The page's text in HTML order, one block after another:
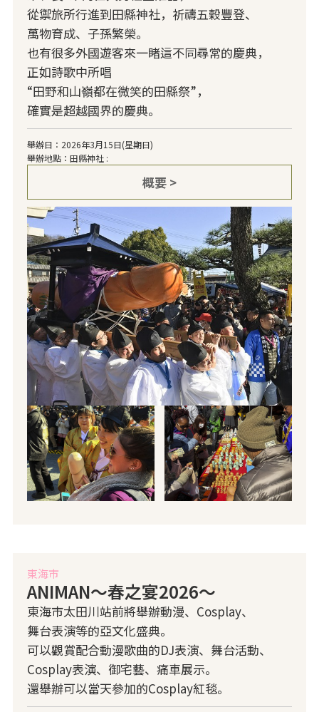
從禦旅所行進到田縣神社，祈禱五穀豐登、
萬物育成、子孫繁榮。
也有很多外國遊客來一睹這不同尋常的慶典，
正如詩歌中所唱
“田野和山嶺都在微笑的田縣祭”，
確實是超越國界的慶典。
舉辦日：2026年3月15日(星期日)
舉辦地點：田縣神社 :
概要 >
東海市
ANIMAN～春之宴2026～
東海市太田川站前將舉辦動漫、Cosplay、
舞台表演等的亞文化盛典。
可以觀賞配合動漫歌曲的DJ表演、舞台活動、
Cosplay表演、御宅藝、痛車展示。
還舉辦可以當天參加的Cosplay紅毯。